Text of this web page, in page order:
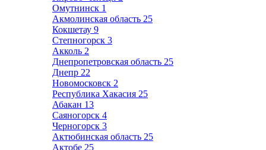
Омутнинск 1
Акмолинская область 25
Кокшетау 9
Степногорск 3
Акколь 2
Днепропетровская область 25
Днепр 22
Новомосковск 2
Республика Хакасия 25
Абакан 13
Саяногорск 4
Черногорск 3
Актюбинская область 25
Актобе 25